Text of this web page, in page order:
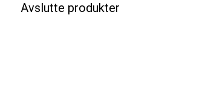
Avslutte produkter